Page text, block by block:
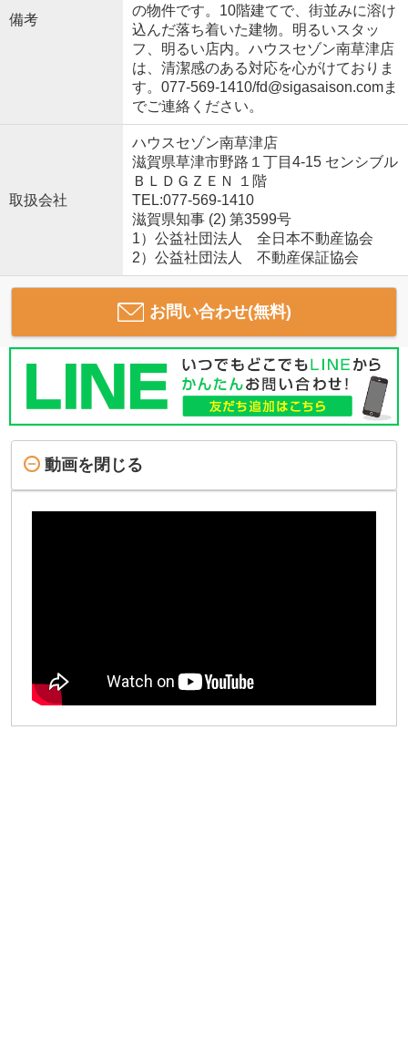
備考
の物件です。10階建てで、街並みに溶け
込んだ落ち着いた建物。明るいスタッ
フ、明るい店内。ハウスセゾン南草津店
は、清潔感のある対応を心がけておりま
す。077-569-1410/fd@sigasaison.comま
でご連絡ください。
取扱会社
ハウスセゾン南草津店
滋賀県草津市野路１丁目4-15 センシブル
ＢＬＤＧＺＥＮ １階
TEL:077-569-1410
滋賀県知事 (2) 第3599号
1）公益社団法人 全日本不動産協会
2）公益社団法人 不動産保証協会
お問い合わせ(無料)
動画を閉じる